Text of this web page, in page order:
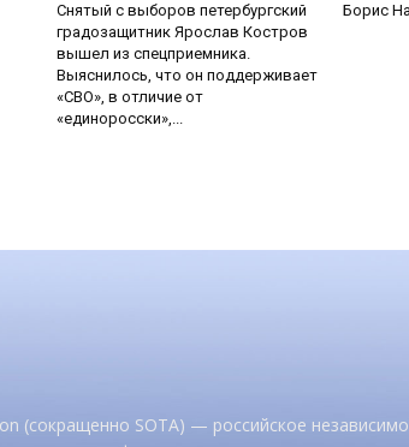
Снятый с выборов петербургский
градозащитник Ярослав Костров
вышел из спецприемника.
Выяснилось, что он поддерживает
«СВО», в отличие от
«единоросски»,...
Борис
(сокращенно SOTA) — российское